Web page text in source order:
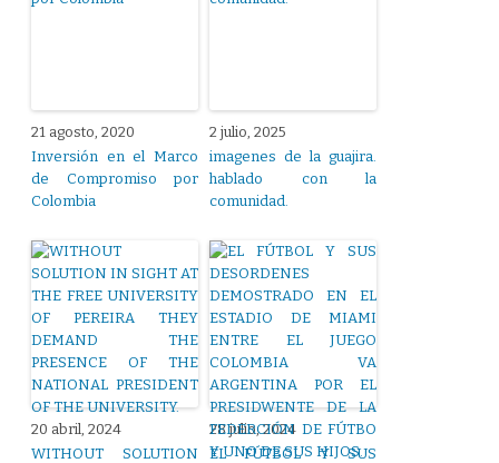
21 agosto, 2020
Inversión en el Marco
de Compromiso por
Colombia
2 julio, 2025
imagenes de la guajira.
hablado con la
comunidad.
20 abril, 2024
WITHOUT SOLUTION
28 julio, 2024
EL FÚTBOL Y SUS